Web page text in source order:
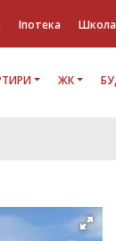
Іпотека Школа
ЖК